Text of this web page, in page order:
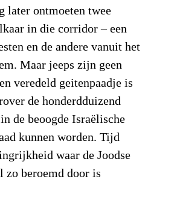
later ontmoeten twee
in die corridor – een
en de andere vanuit het
Maar jeeps zijn geen
veredeld geitenpaadje is
de honderdduizend
de beoogde Israëlische
kunnen worden. Tijd
waar de Joodse
zo beroemd door is